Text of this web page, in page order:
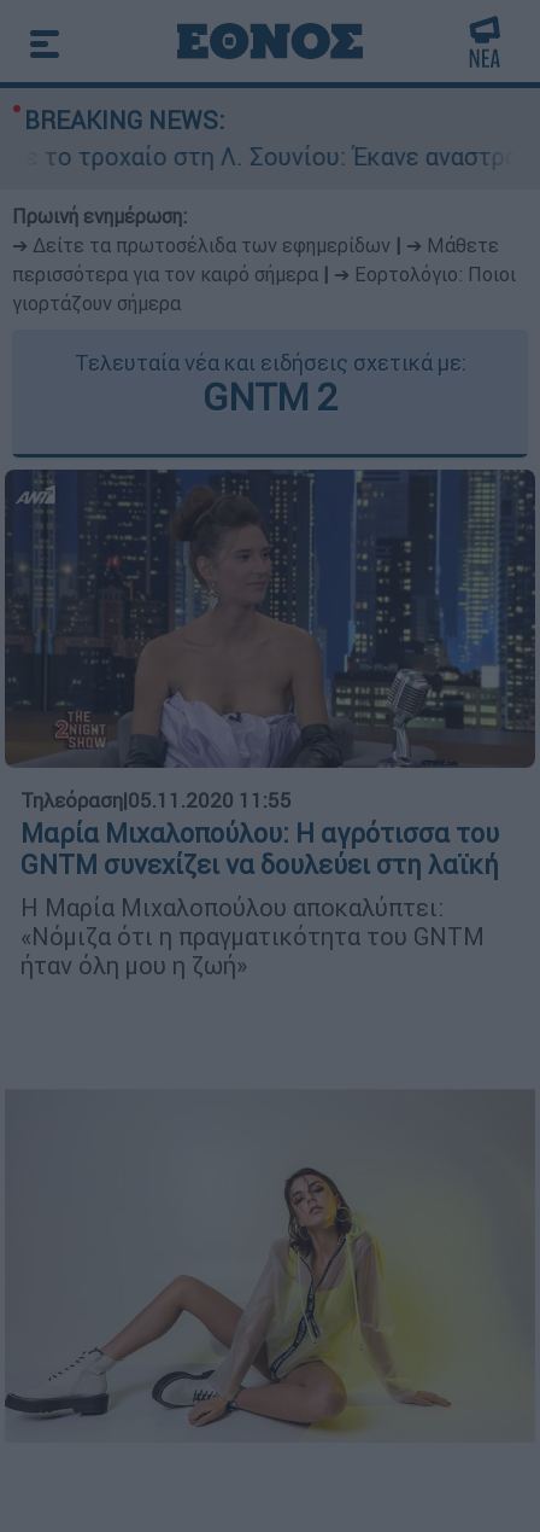
BREAKING NEWS:
στη Λ. Σουνίου: Έκανε αναστροφή ο οδηγός
Πρωινή ενημέρωση:
➔ Δείτε τα πρωτοσέλιδα των εφημερίδων
➔ Μάθετε
περισσότερα για τον καιρό σήμερα
➔ Εορτολόγιο: Ποιοι
γιορτάζουν σήμερα
Τελευταία νέα και ειδήσεις σχετικά με:
GNTM 2
Τηλεόραση|05.11.2020 11:55
Μαρία Μιχαλοπούλου: Η αγρότισσα του
GNTM συνεχίζει να δουλεύει στη λαϊκή
Η Μαρία Μιχαλοπούλου αποκαλύπτει:
«Νόμιζα ότι η πραγματικότητα του GNTM
ήταν όλη μου η ζωή»